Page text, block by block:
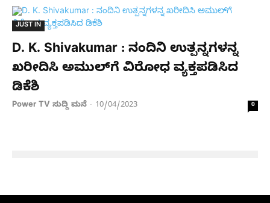
JUST IN
D. K. Shivakumar : ನಂದಿನಿ ಉತ್ಪನ್ನಗಳನ್ನ
ಖರೀದಿಸಿ ಅಮುಲ್​ಗೆ ವಿರೋಧ ವ್ಯಕ್ತಪಡಿಸಿದ
ಡಿಕೆಶಿ
Power TV ಸುದ್ದಿ ಮನೆ - 10/04/2023 0